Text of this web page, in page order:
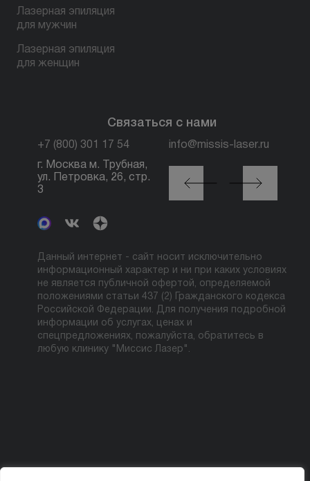
Лазерная эпиляция
для мужчин
Лазерная эпиляция
для женщин
Связаться с нами
+7 (800) 301 17 54 info@missis-laser.ru
г. Москва м. Трубная,
ул. Петровка, 26, стр.
3
г. Москва м./МЦК
Автозаводская, ул.
Сайкина, 19
Данный интернет - сайт носит исключительно
информационный характер и ни при каких условиях
не является публичной офертой, определяемой
положениями статьи 437 (2) Гражданского кодекса
Российской Федерации. Для получения подробной
информации об услугах, ценах и
спецпредложениях, пожалуйста, обратитесь в
любую клинику "Миссис Лазер".